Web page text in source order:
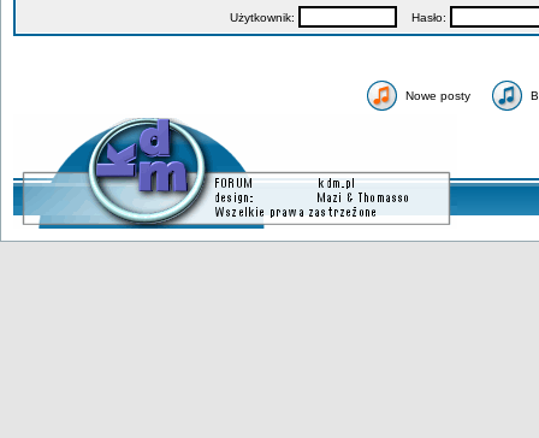
Użytkownik: Hasło:
Nowe posty